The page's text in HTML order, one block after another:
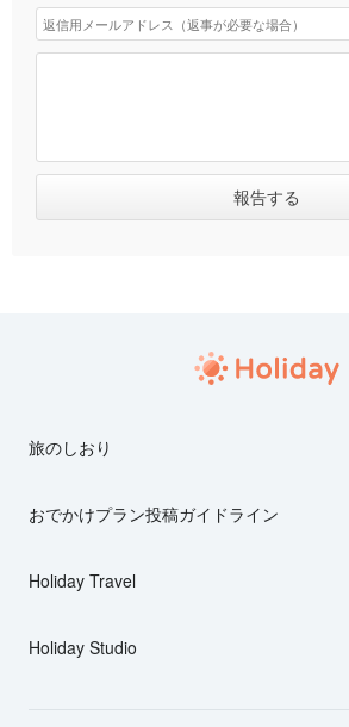
旅のしおり
おでかけプラン投稿ガイドライン
Holiday Travel
Holiday Studio